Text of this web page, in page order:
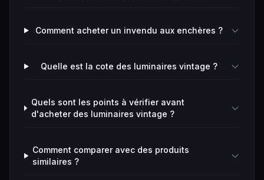
Comment acheter un invendu aux enchères ?
Quelle est la cote des luminaires vintage ?
Quels sont les points à vérifier avant
d'acheter des luminaires vintage ?
Comment comparer avec des produits
similaires ?